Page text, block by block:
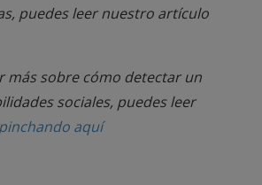
puedes leer nuestro artículo
más sobre cómo detectar un
sociales, puedes leer
pinchando aquí